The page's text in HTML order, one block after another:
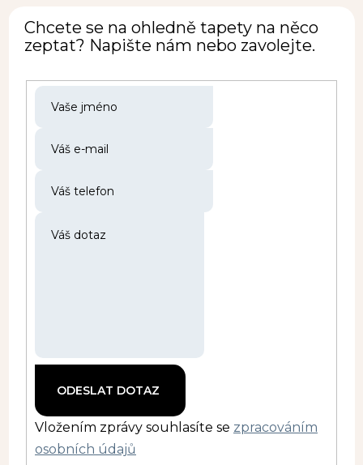
Chcete se na ohledně tapety na něco
zeptat? Napište nám nebo zavolejte.
Vložením zprávy souhlasíte se zpracováním
osobních údajů